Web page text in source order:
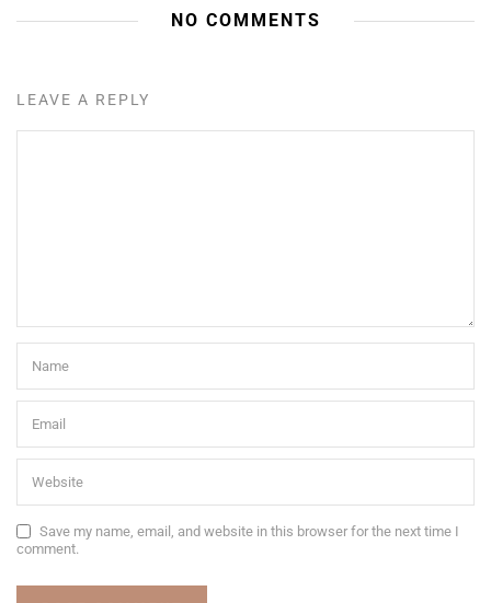
NO COMMENTS
LEAVE A REPLY
Save my name, email, and website in this browser for the next time I
comment.